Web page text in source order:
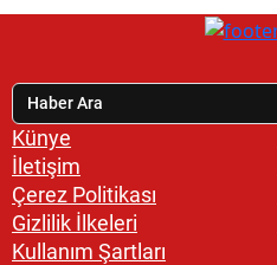
Künye
İletişim
Çerez Politikası
Gizlilik İlkeleri
Kullanım Şartları